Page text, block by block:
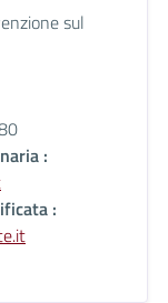
sul
:
: